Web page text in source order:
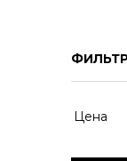
Цена